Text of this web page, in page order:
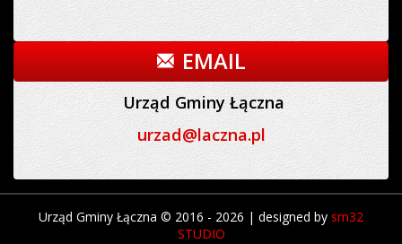
EMAIL
Urząd Gminy Łączna
urzad@laczna.pl
Urząd Gminy Łączna © 2016 - 2026 | designed by sm32
STUDIO